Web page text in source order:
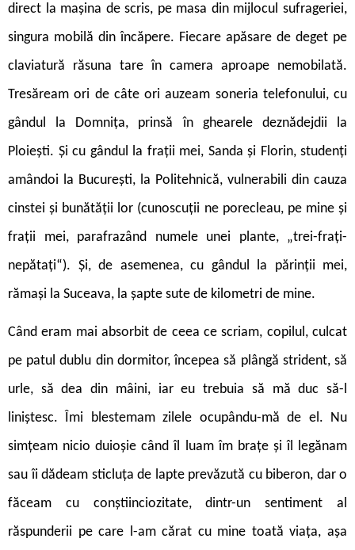
direct la mașina de scris, pe masa din mijlocul sufrageriei,
singura mobilă din încăpere. Fiecare apăsare de deget pe
claviatură răsuna tare în camera aproape nemobilată.
Tresăream ori de câte ori auzeam soneria telefonului, cu
gândul la Domnița, prinsă în ghearele deznădejdii la
Ploiești. Și cu gândul la frații mei, Sanda și Florin, studenți
amândoi la București, la Politehnică, vulnerabili din cauza
cinstei și bunătății lor (cunoscuții ne porecleau, pe mine și
frații mei, parafrazând numele unei plante, „trei-frați-
nepătați“). Și, de asemenea, cu gândul la părinții mei,
rămași la Suceava, la șapte sute de kilometri de mine.
Când eram mai absorbit de ceea ce scriam, copilul, culcat
pe patul dublu din dormitor, începea să plângă strident, să
urle, să dea din mâini, iar eu trebuia să mă duc să-l
liniștesc. Îmi blestemam zilele ocupându-mă de el. Nu
simțeam nicio duioșie când îl luam îm brațe și îl legănam
sau îi dădeam sticluța de lapte prevăzută cu biberon, dar o
făceam cu conștiinciozitate, dintr-un sentiment al
răspunderii pe care l-am cărat cu mine toată viața, așa